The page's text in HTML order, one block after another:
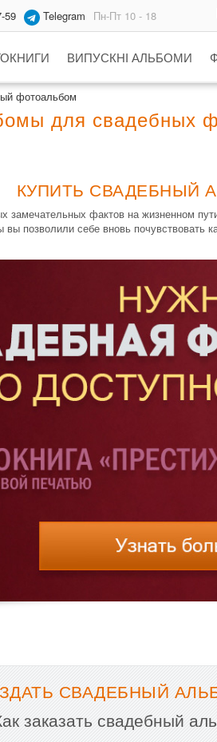
59 Telegram Пн-Пт 10 - 18
ВИПУСКНІ АЛЬБОМИ
фотоальбом
для свадебных
КУПИТЬ СВАДЕБНЫЙ
фактов на жизненном
вы позволили себе вновь
СВАДЕБНЫЙ
заказать свадебный